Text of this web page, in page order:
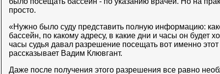
просто.
«Нужно было суду представить полную информацию:
бассейн, по какому адресу, в какие дни и часы он будет
часы судья давал разрешение посещать вот именно
рассказывает Вадим Клювгант.
Даже после получения этого разрешения все равно